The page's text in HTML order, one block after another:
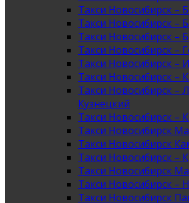
Такси Новосибирск –
Такси Новосибирск –
Такси Новосибирск –
Такси Новосибирск –
Такси Новосибирск –
Такси Новосибирск –
Такси Новосибирск –
Кузнецкий
Такси Новосибирск –
Такси Новосибирск
Такси Новосибирск
Такси Новосибирск –
Такси Новосибирск
Такси Новосибирск –
Такси Новосибирск